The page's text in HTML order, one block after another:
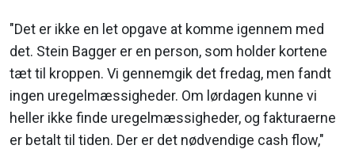
"Det er ikke en let opgave at komme igennem med
det. Stein Bagger er en person, som holder kortene
tæt til kroppen. Vi gennemgik det fredag, men fandt
ingen uregelmæssigheder. Om lørdagen kunne vi
heller ikke finde uregelmæssigheder, og fakturaerne
er betalt til tiden. Der er det nødvendige cash flow,"